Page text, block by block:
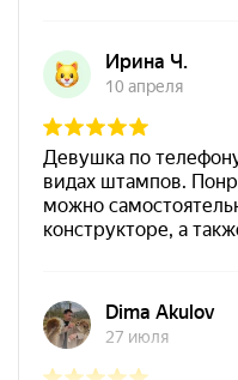
от 550
Печать ИП № Р69